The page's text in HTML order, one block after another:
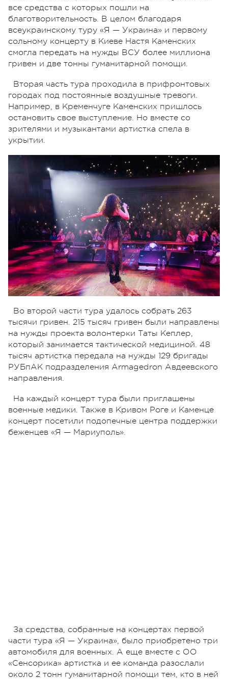
все средства с которых пошли на
благотворительность. В целом благодаря
всеукраинскому туру «Я — Украина» и первому
сольному концерту в Киеве Настя Каменских
смогла передать на нужды ВСУ более миллиона
гривен и две тонны гуманитарной помощи.
Вторая часть тура проходила в прифронтовых
городах под постоянные воздушные тревоги.
Например, в Кременчуге Каменских пришлось
остановить свое выступление. Но вместе со
зрителями и музыкантами артистка спела в
укрытии.
Во второй части тура удалось собрать 263
тысячи гривен. 215 тысяч гривен были направлены
на нужды проекта волонтерки Таты Кеплер,
который занимается тактической медициной. 48
тысяч артистка передала на нужды 129 бригады
РУБпАК подразделения Armagedron Авдеевского
направления.
На каждый концерт тура были приглашены
военные медики. Также в Кривом Роге и Каменце
концерт посетили подопечные центра поддержки
беженцев «Я — Мариуполь».
За средства, собранные на концертах первой
части тура «Я — Украина», было приобретено три
автомобиля для военных. А еще вместе с ОО
«Сенсорика» артистка и ее команда разослали
около 2 тонн гуманитарной помощи тем, кто в ней